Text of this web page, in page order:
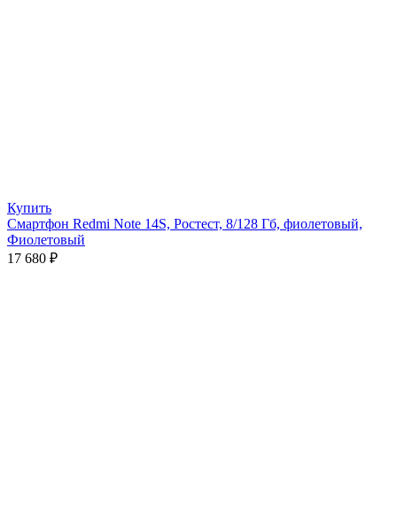
Купить
Смартфон Redmi Note 14S, Ростест, 8/128 Гб, фиолетовый,
Фиолетовый
17 680 ₽